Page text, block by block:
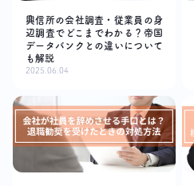
興信所の会社調査・従業員の身
辺調査でどこまでわかる？帝国
データバンクとの違いについて
も解説
2025.06.04